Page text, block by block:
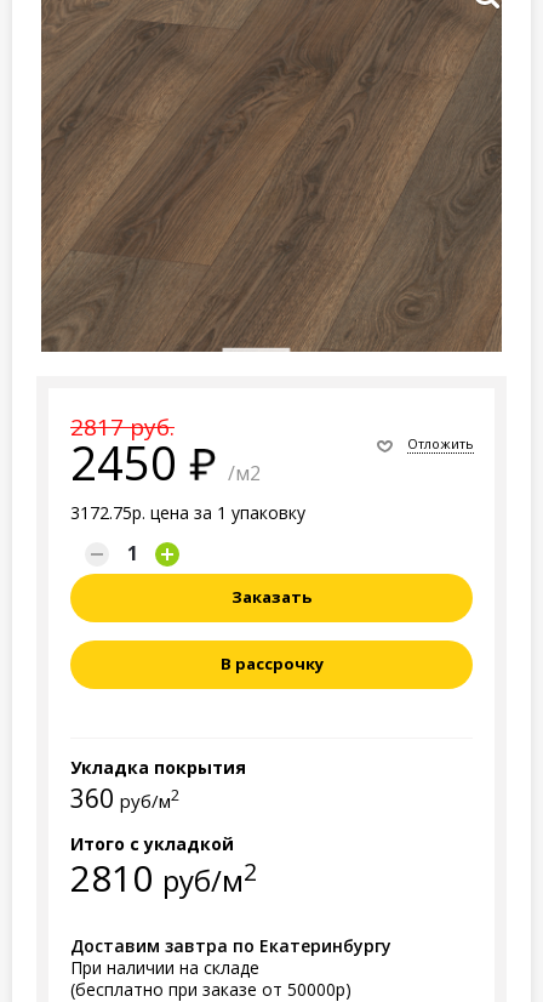
2817 руб.
2450 /м2
3172.75р. цена за 1 упаковку
Отложить
Заказать
В рассрочку
Укладка покрытия
360 руб/м2
Итого с укладкой
2810 руб/м2
Доставим завтра по Екатеринбургу
При наличии на складе
(бесплатно при заказе от 50000р)